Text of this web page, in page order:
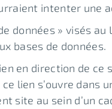
intenter une
» visés au
bases de données.
en direction de ce
lien s’ouvre
site au sein d’un